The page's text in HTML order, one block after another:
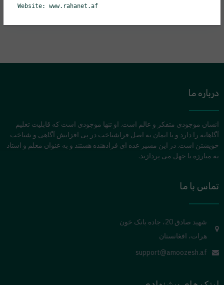
درباره ما
انسان موجودی متفکر و عالم است. او تنها موجودی است که قابلیت تعلیم
آگاهانه را دارد و با ایمان به اصل فراشناخت در پی افزایش آگاهی و شناخت
خویشتن است. در این مسیر عده ای فرادهنده هستند و به عنوان معلم و استاد
به مبارزه با جهل می پردازند.
تماس با ما
شهید صادق 20، جاده بانک خون
هرات، افغانستان
support@amoozesh.af
Website: www.rahanet.af